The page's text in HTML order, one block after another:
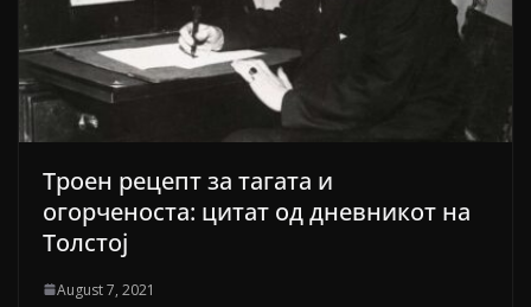
Троен рецепт за тагата и
огорченоста: цитат од дневникот на
Толстој
August 7, 2021